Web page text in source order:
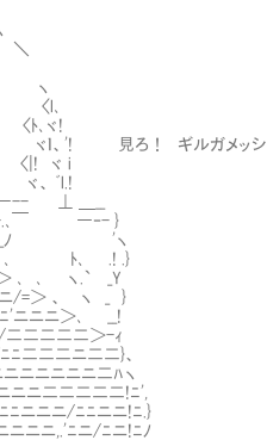
ヽ
〈l､
!
見ろ！ ギルガメッシュ
ヾ i
ﾞl.!
⊥ ＿__
,.-.､￣ ―‐- }
{ .{入__ﾉ 'ヽ
＞ 、 ､ ﾄ､ .! .}
＞ ､ ､ ヽ.` _Y
ニ/=＞ 、 ヽ _ }
ﾆ'ニニニ＞､ __!
二二二二二＞-ｨ
ﾆ二二二ニ二二}、
ニニニニニ二ﾊヽ
ニニ二二二二二!ﾆ',
ﾆﾆニニニ/ﾆﾆニニ!ﾆ.}
ニニニ,.'ﾆニ/ﾆニ!ﾆﾉ